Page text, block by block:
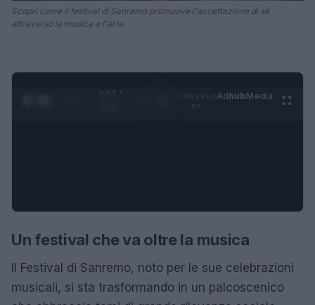
Scopri come il festival di Sanremo promuove l'accettazione di sé
attraverso la musica e l'arte.
0:28 /
AdhubMedia
Un festival che va oltre la musica
Il Festival di Sanremo, noto per le sue celebrazioni
musicali, si sta trasformando in un palcoscenico